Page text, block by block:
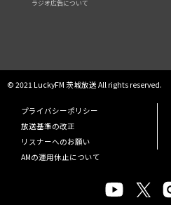
ラジオ広告について
© 2021 LuckyFM 茨城放送 All rights reserved.
プライバシーポリシー
放送基準の改正
リスナーへのお願い
AMの運用休止について